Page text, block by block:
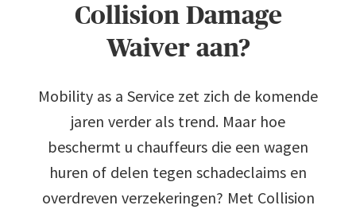
Collision Damage
Waiver aan?
Mobility as a Service zet zich de komende
jaren verder als trend. Maar hoe
beschermt u chauffeurs die een wagen
huren of delen tegen schadeclaims en
overdreven verzekeringen? Met Collision